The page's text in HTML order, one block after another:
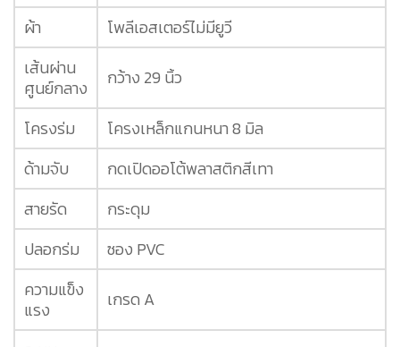
ผ้า
โพลีเอสเตอร์ไม่มียูวี
เส้นผ่าน
ศูนย์กลาง
กว้าง 29 นิ้ว
โครงร่ม
โครงเหล็กแกนหนา 8 มิล
ด้ามจับ
กดเปิดออโต้พลาสติกสีเทา
สายรัด
กระดุม
ปลอกร่ม
ซอง PVC
ความแข็ง
แรง
เกรด A